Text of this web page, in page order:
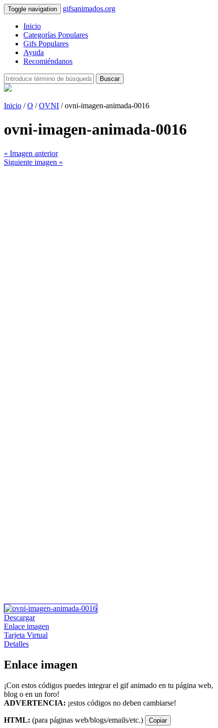
Toggle navigation gifsanimados.org
Inicio
Categorías Populares
Gifs Populares
Ayuda
Recomiéndanos
Buscar
Inicio /O /OVNI / ovni-imagen-animada-0016
ovni-imagen-animada-0016
« Imagen anterior
Siguiente imagen »
Descargar
Enlace imagen
Tarjeta Virtual
Detalles
Enlace imagen
¡Con estos códigos puedes integrar el gif animado en tu página web,
blog o en un foro!
ADVERTENCIA: ¡estos códigos no deben cambiarse!
HTML: (para páginas web/blogs/emails/etc.) Copiar